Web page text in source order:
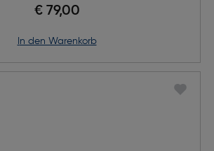
€ 79,00
in den Warenkorb